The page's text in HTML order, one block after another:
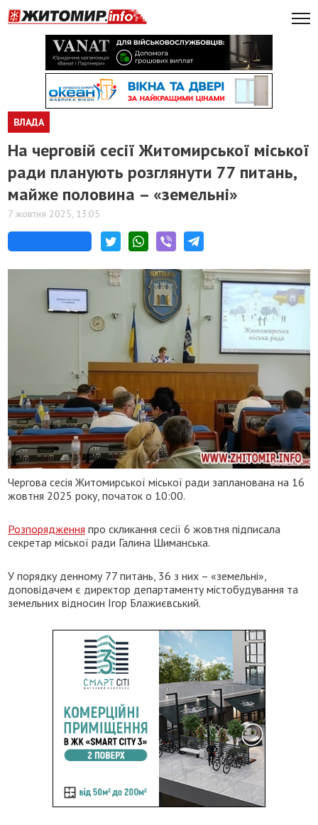
ВЛАДА
На черговій сесії Житомирської міської
ради планують розглянути 77 питань,
майже половина – «земельні»
7 жовтня 2025, 13:05
Чергова сесія Житомирської міської ради запланована на 16
жовтня 2025 року, початок о 10:00.
Розпорядження про скликання сесії 6 жовтня підписала
секретар міської ради Галина Шиманська.
У порядку денному 77 питань, 36 з них – «земельні»,
доповідачем є директор департаменту містобудування та
земельних відносин Ігор Блажиєвський.